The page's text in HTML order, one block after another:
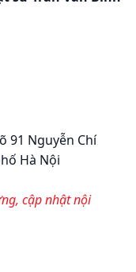
91 Nguyễn Chí
Hà Nội
cập nhật nội